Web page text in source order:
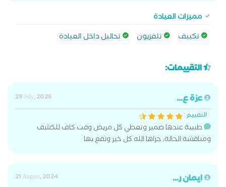
مميزات العيادة
تكييف
تلفزيون تحاليل داخل العيادة
التقييمات:
عزة ع...
29 July, 2026
التقييم :
طبيبة عندها ضمير وتعطي كل مريض وقت كاف للكشف
ومناقشة الحالة، جزاها الله كل خير ونفع بها
ايمان ر...
21 August, 2024